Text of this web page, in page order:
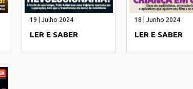
19 | Julho 2024
LER E SABER
18 | Junho 2024
LER E SABER